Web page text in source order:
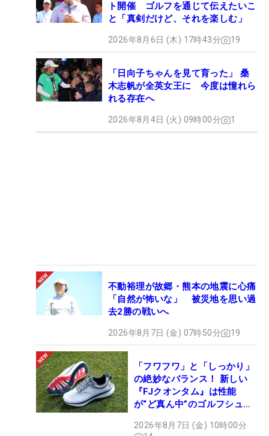
ト開催 ゴルフを通じて伝えたいこ
と「真剣だけど、それを楽しむ」
2026年8月6日 (木) 17時43分 19
「日向子ちゃんを見て育った」 桑
木志帆が全英女王に 今度は憧れら
れる存在へ
2026年8月4日 (火) 09時00分 1
不動裕理が故郷・熊本の地震に心痛
「自然が怖いな」 被災地を思い過
去2勝の戦いへ
2026年8月7日 (金) 07時50分 19
「フワフワ」と「しっかり」
の絶妙なバランス！ 新しい
『FJクオンタム』は性能
が“ど真ん中”のゴルフシュー
2026年8月7日 (金) 10時00分